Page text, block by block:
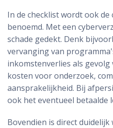
In de checklist wordt ook
benoemd. Met een
schade gedekt. Denk
vervanging van
inkomstenverlies als gevolg
kosten voor onderzoek,
aansprakelijkheid. Bij
ook het eventueel betaalde
Bovendien is direct